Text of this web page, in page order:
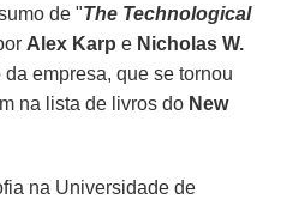
de "The Technological
Alex Karp e Nicholas W.
empresa, que se tornou
na lista de livros do New
na Universidade de